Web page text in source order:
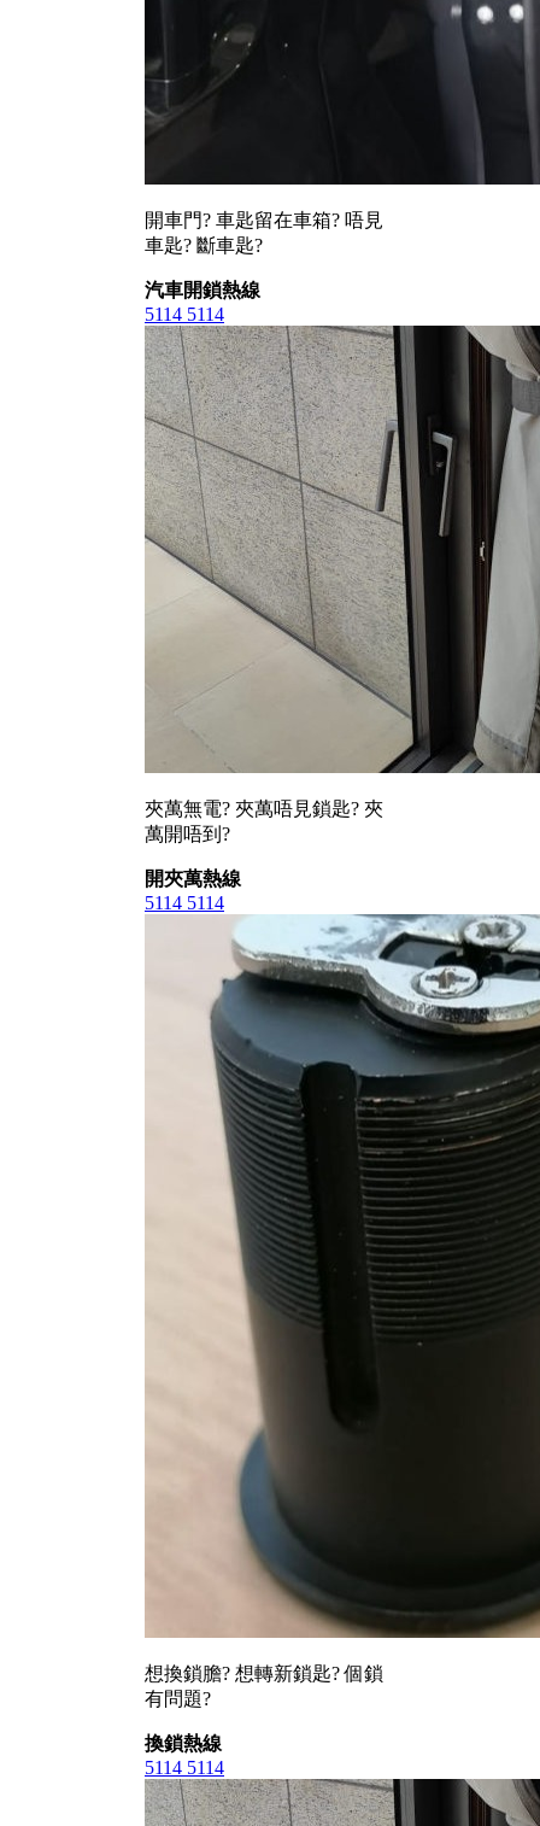
開車門? 車匙留在車箱? 唔見
車匙? 斷車匙?
汽車開鎖熱線
5114 5114
夾萬無電? 夾萬唔見鎖匙? 夾
萬開唔到?
開夾萬熱線
5114 5114
想換鎖膽? 想轉新鎖匙? 個鎖
有問題?
換鎖熱線
5114 5114